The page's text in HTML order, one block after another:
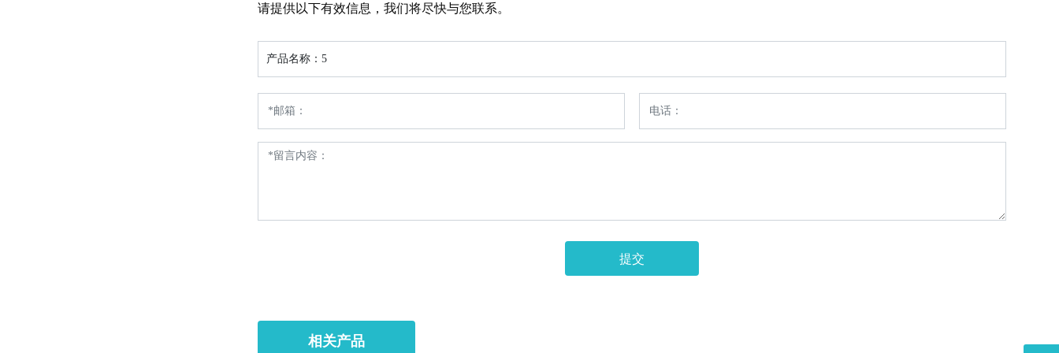
请提供以下有效信息，我们将尽快与您联系。
产品名称：5
提交
相关产品